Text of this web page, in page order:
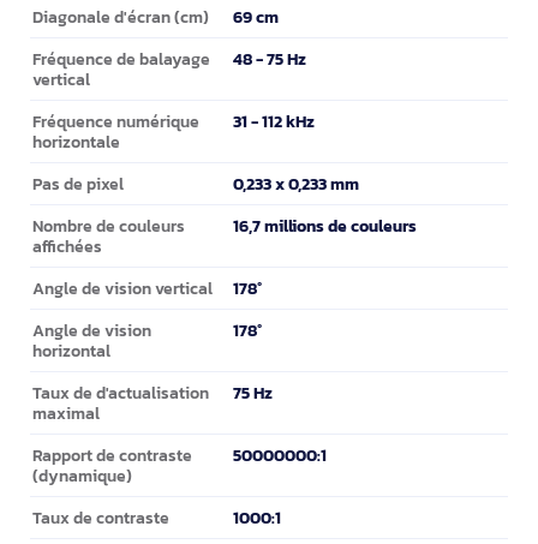
Diagonale d'écran (cm) 69 cm
Fréquence de balayage
vertical
48 - 75 Hz
Fréquence numérique
horizontale
31 - 112 kHz
Pas de pixel 0,233 x 0,233 mm
Nombre de couleurs
affichées
16,7 millions de couleurs
Angle de vision vertical 178°
Angle de vision
horizontal
178°
Taux de d'actualisation
maximal
75 Hz
Rapport de contraste
(dynamique)
50000000:1
Taux de contraste 1000:1